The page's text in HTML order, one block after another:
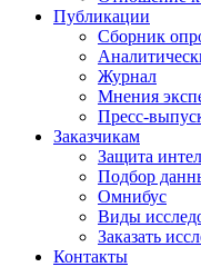
Публикации
Сборник
Журнал
Мнения
Пресс-
Заказчикам
Защита
Подбор
Омнибус
Виды
Заказать
Контакты